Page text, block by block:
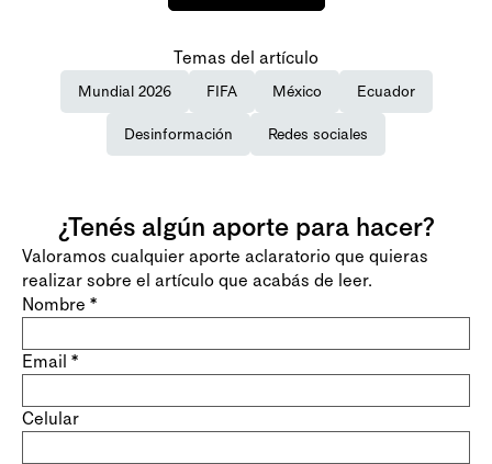
Temas del artículo
Mundial 2026 FIFA México Ecuador
Desinformación Redes sociales
¿Tenés algún aporte para hacer?
Valoramos cualquier aporte aclaratorio que quieras
realizar sobre el artículo que acabás de leer.
Nombre *
Email *
Celular